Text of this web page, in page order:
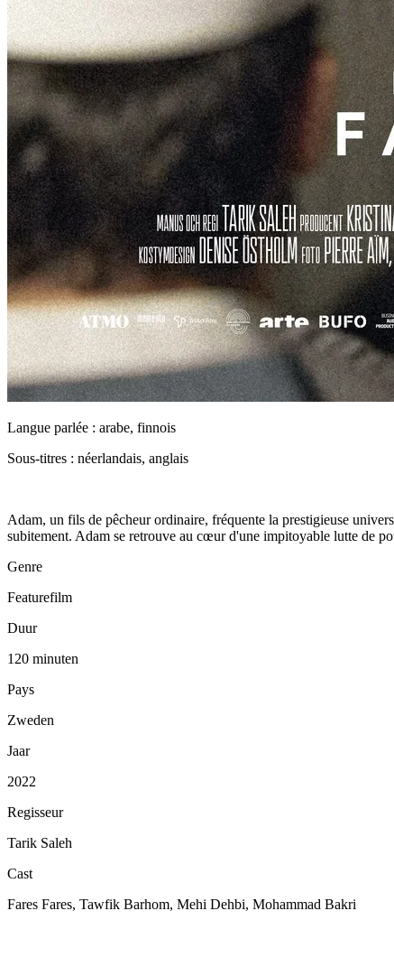
Langue parlée : arabe, finnois
Sous-titres : néerlandais, anglais
Adam, un fils de pêcheur ordinaire, fréquente la prestigieuse
subitement. Adam se retrouve au cœur d'une impitoyable lutte de
Genre
Featurefilm
Duur
120 minuten
Pays
Zweden
Jaar
2022
Regisseur
Tarik Saleh
Cast
Fares Fares, Tawfik Barhom, Mehi Dehbi, Mohammad Bakri